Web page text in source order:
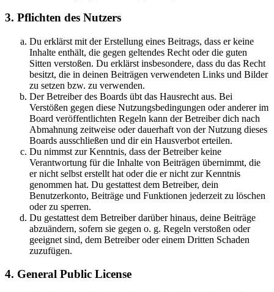
3. Pflichten des Nutzers
Du erklärst mit der Erstellung eines Beitrags, dass er keine
Inhalte enthält, die gegen geltendes Recht oder die guten
Sitten verstoßen. Du erklärst insbesondere, dass du das Recht
besitzt, die in deinen Beiträgen verwendeten Links und Bilder
zu setzen bzw. zu verwenden.
Der Betreiber des Boards übt das Hausrecht aus. Bei
Verstößen gegen diese Nutzungsbedingungen oder anderer im
Board veröffentlichten Regeln kann der Betreiber dich nach
Abmahnung zeitweise oder dauerhaft von der Nutzung dieses
Boards ausschließen und dir ein Hausverbot erteilen.
Du nimmst zur Kenntnis, dass der Betreiber keine
Verantwortung für die Inhalte von Beiträgen übernimmt, die
er nicht selbst erstellt hat oder die er nicht zur Kenntnis
genommen hat. Du gestattest dem Betreiber, dein
Benutzerkonto, Beiträge und Funktionen jederzeit zu löschen
oder zu sperren.
Du gestattest dem Betreiber darüber hinaus, deine Beiträge
abzuändern, sofern sie gegen o. g. Regeln verstoßen oder
geeignet sind, dem Betreiber oder einem Dritten Schaden
zuzufügen.
4. General Public License